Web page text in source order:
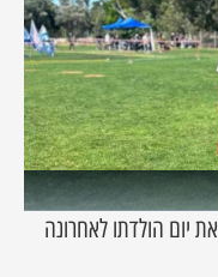
יום הולדתו לאחרונה